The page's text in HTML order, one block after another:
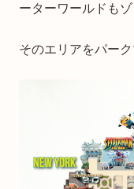
ーターワールドも
そのエリアをパー